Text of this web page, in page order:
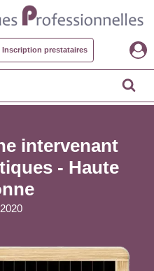
Inscription prestataires
intervenant
- Haute